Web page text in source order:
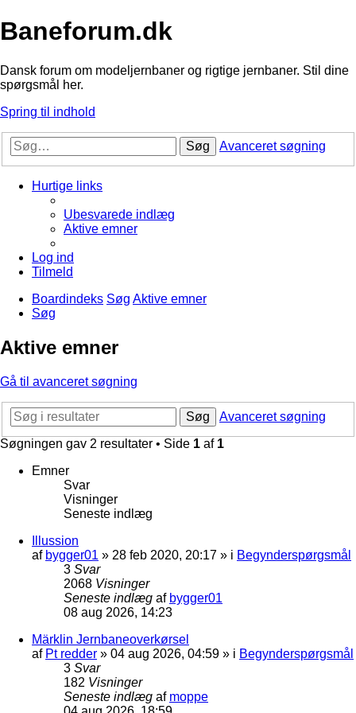
Baneforum.dk
Dansk forum om modeljernbaner og rigtige jernbaner. Stil dine
spørgsmål her.
Spring til indhold
Søg Avanceret søgning
Hurtige links
Ubesvarede indlæg
Aktive emner
Log ind
Tilmeld
Boardindeks Søg Aktive emner
Søg
Aktive emner
Gå til avanceret søgning
Søg
Avanceret søgning
Søgningen gav 2 resultater • Side 1 af 1
Emner
Svar
Visninger
Seneste indlæg
Illussion
af bygger01 » 28 feb 2020, 20:17 » i Begynderspørgsmål
3 Svar
2068 Visninger
Seneste indlæg af bygger01
08 aug 2026, 14:23
Märklin Jernbaneoverkørsel
af Pt redder » 04 aug 2026, 04:59 » i Begynderspørgsmål
3 Svar
182 Visninger
Seneste indlæg af moppe